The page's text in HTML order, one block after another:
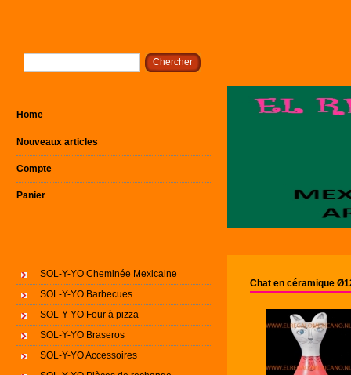
Home
Nouveaux articles
Compte
Panier
SOL-Y-YO Cheminée Mexicaine
SOL-Y-YO Barbecues
SOL-Y-YO Four à pizza
SOL-Y-YO Braseros
SOL-Y-YO Accessoires
Chat en céramique